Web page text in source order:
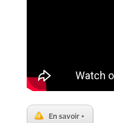
En savoir +